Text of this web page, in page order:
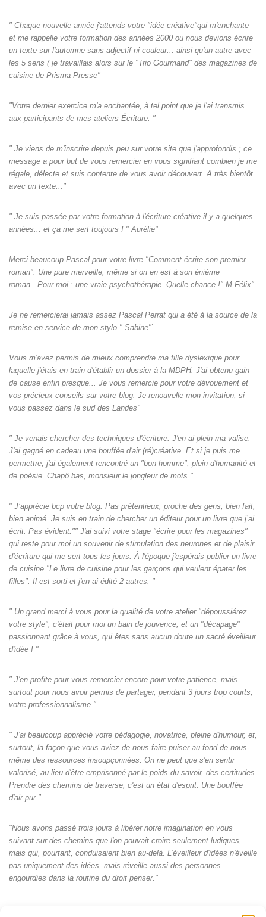
" Chaque nouvelle année j'attends votre "idée créative"qui m'enchante
et me rappelle votre formation des années 2000 ou nous devions écrire
un texte sur l'automne sans adjectif ni couleur... ainsi qu'un autre avec
les 5 sens ( je travaillais alors sur le "Trio Gourmand" des magazines de
cuisine de Prisma Presse"
"Votre dernier exercice m'a enchantée, à tel point que je l'ai transmis
aux participants de mes ateliers Écriture. "
" Je viens de m'inscrire depuis peu sur votre site que j'approfondis ; ce
message a pour but de vous remercier en vous signifiant combien je me
régale, délecte et suis contente de vous avoir découvert. A très bientôt
avec un texte..."
" Je suis passée par votre formation à l'écriture créative il y a quelques
années... et ça me sert toujours ! " Aurélie"
Merci beaucoup Pascal pour votre livre "Comment écrire son premier
roman". Une pure merveille, même si on en est à son énième
roman...Pour moi : une vraie psychothérapie. Quelle chance !" M Félix"
Je ne remercierai jamais assez Pascal Perrat qui a été à la source de la
remise en service de mon stylo." Sabine"`
Vous m'avez permis de mieux comprendre ma fille dyslexique pour
laquelle j'étais en train d'établir un dossier à la MDPH. J'ai obtenu gain
de cause enfin presque... Je vous remercie pour votre dévouement et
vos précieux conseils sur votre blog. Je renouvelle mon invitation, si
vous passez dans le sud des Landes"
" Je venais chercher des techniques d'écriture. J'en ai plein ma valise.
J'ai gagné en cadeau une bouffée d'air (ré)créative. Et si je puis me
permettre, j'ai également rencontré un "bon homme", plein d'humanité et
de poésie. Chapô bas, monsieur le jongleur de mots."
" J’apprécie bcp votre blog. Pas prétentieux, proche des gens, bien fait,
bien animé. Je suis en train de chercher un éditeur pour un livre que j’ai
écrit. Pas évident."" J'ai suivi votre stage "écrire pour les magazines"
qui reste pour moi un souvenir de stimulation des neurones et de plaisir
d'écriture qui me sert tous les jours. À l'époque j'espérais publier un livre
de cuisine "Le livre de cuisine pour les garçons qui veulent épater les
filles". Il est sorti et j'en ai édité 2 autres. "
" Un grand merci à vous pour la qualité de votre atelier "dépoussiérez
votre style", c'était pour moi un bain de jouvence, et un "décapage"
passionnant grâce à vous, qui êtes sans aucun doute un sacré éveilleur
d'idée ! "
" J'en profite pour vous remercier encore pour votre patience, mais
surtout pour nous avoir permis de partager, pendant 3 jours trop courts,
votre professionnalisme."
" J'ai beaucoup apprécié votre pédagogie, novatrice, pleine d'humour, et,
surtout, la façon que vous aviez de nous faire puiser au fond de nous-
même des ressources insoupçonnées. On ne peut que s'en sentir
valorisé, au lieu d'être emprisonné par le poids du savoir, des certitudes.
Prendre des chemins de traverse, c'est un état d'esprit. Une bouffée
d'air pur."
"Nous avons passé trois jours à libérer notre imagination en vous
suivant sur des chemins que l'on pouvait croire seulement ludiques,
mais qui, pourtant, conduisaient bien au-delà. L'éveilleur d'idées n'éveille
pas uniquement des idées, mais réveille aussi des personnes
engourdies dans la routine du droit penser."